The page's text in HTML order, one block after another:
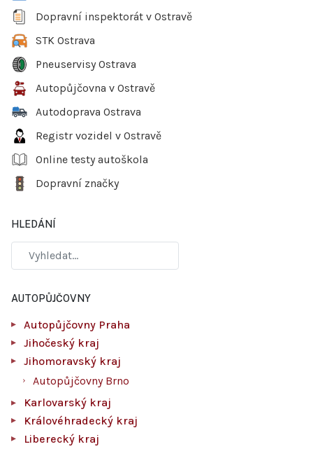
Dopravní inspektorát v Ostravě
STK Ostrava
Pneuservisy Ostrava
Autopůjčovna v Ostravě
Autodoprava Ostrava
Registr vozidel v Ostravě
Online testy autoškola
Dopravní značky
HLEDÁNÍ
AUTOPŮJČOVNY
Autopůjčovny Praha
Jihočeský kraj
Jihomoravský kraj
Autopůjčovny Brno
Karlovarský kraj
Královéhradecký kraj
Liberecký kraj